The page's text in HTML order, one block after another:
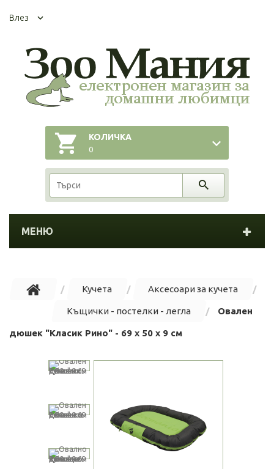
Влез
КОЛИЧКА
0
МЕНЮ
Кучета Аксесоари за кучета
Къщички - постелки - легла Овален
дюшек "Класик Рино" - 69 х 50 х 9 см